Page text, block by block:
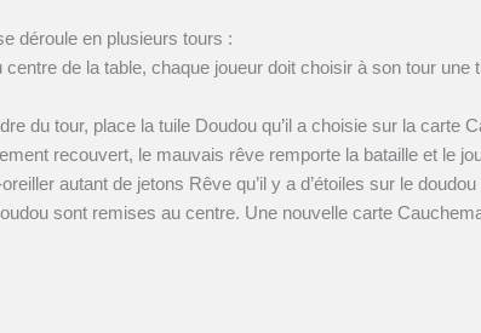
déroule en plusieurs tours :
de la table, chaque joueur doit choisir à son tour une
du tour, place la tuile Doudou qu’il a choisie sur la carte
recouvert, le mauvais rêve remporte la bataille et le
autant de jetons Rêve qu’il y a d’étoiles sur le doudou
sont remises au centre. Une nouvelle carte